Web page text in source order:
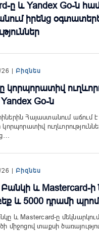
ը և Yandex Go-ն
իրենց
| Բիզնես
ը կորպորատիվ
Go-ն
Հայաստանում աճում է
կորպորատիվ
| Բիզնես
և Mastercard-ի
և 5000 դրամի
և Mastercard-ը
միջոցով տաքսի